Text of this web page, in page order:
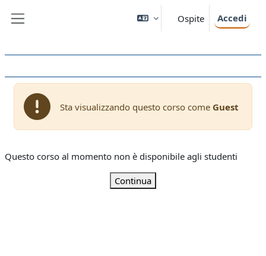
Ospite Accedi
Sta visualizzando questo corso come Guest
Questo corso al momento non è disponibile agli studenti
Continua